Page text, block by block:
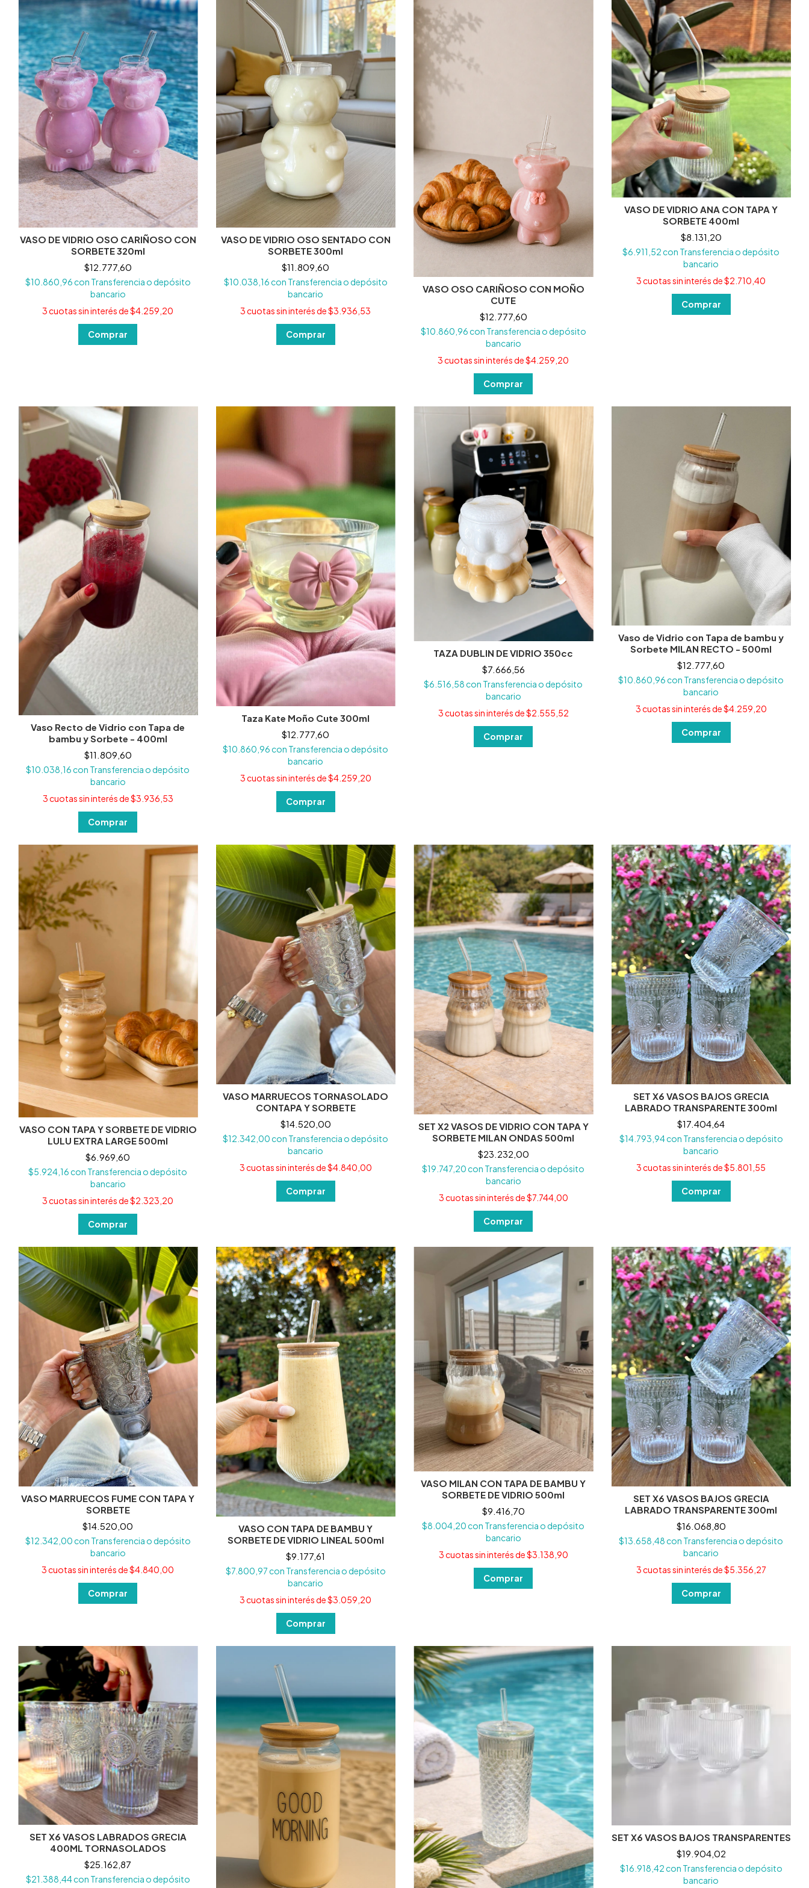
VASO DE VIDRIO OSO CARIÑOSO CON
SORBETE 320ml
$12.777,60
$10.860,96con Transferencia o depósito
bancario
3cuotas sin interés de$4.259,20
VASO DE VIDRIO OSO SENTADO CON
SORBETE 300ml
$11.809,60
$10.038,16con Transferencia o depósito
bancario
3cuotas sin interés de$3.936,53
VASO OSO CARIÑOSO CON MOÑO
CUTE
$12.777,60
$10.860,96con Transferencia o depósito
bancario
3cuotas sin interés de$4.259,20
VASO DE VIDRIO ANA CON TAPA Y
SORBETE 400ml
$8.131,20
$6.911,52con Transferencia o depósito
bancario
3cuotas sin interés de$2.710,40
Vaso Recto de Vidrio con Tapa de
bambu y Sorbete - 400ml
$11.809,60
$10.038,16con Transferencia o depósito
bancario
3cuotas sin interés de$3.936,53
Taza Kate Moño Cute 300ml
$12.777,60
$10.860,96con Transferencia o depósito
bancario
3cuotas sin interés de$4.259,20
TAZA DUBLIN DE VIDRIO 350cc
$7.666,56
$6.516,58con Transferencia o depósito
bancario
3cuotas sin interés de$2.555,52
Vaso de Vidrio con Tapa de bambu y
Sorbete MILAN RECTO - 500ml
$12.777,60
$10.860,96con Transferencia o depósito
bancario
3cuotas sin interés de$4.259,20
VASO CON TAPA Y SORBETE DE VIDRIO
LULU EXTRA LARGE 500ml
$6.969,60
$5.924,16con Transferencia o depósito
bancario
3cuotas sin interés de$2.323,20
VASO MARRUECOS TORNASOLADO
CONTAPA Y SORBETE
$14.520,00
$12.342,00con Transferencia o depósito
bancario
3cuotas sin interés de$4.840,00
SET X2 VASOS DE VIDRIO CON TAPA Y
SORBETE MILAN ONDAS 500ml
$23.232,00
$19.747,20con Transferencia o depósito
bancario
3cuotas sin interés de$7.744,00
SET X6 VASOS BAJOS GRECIA
LABRADO TRANSPARENTE 300ml
$17.404,64
$14.793,94con Transferencia o depósito
bancario
3cuotas sin interés de$5.801,55
VASO MARRUECOS FUME CON TAPA Y
SORBETE
$14.520,00
$12.342,00con Transferencia o depósito
bancario
3cuotas sin interés de$4.840,00
VASO CON TAPA DE BAMBU Y
SORBETE DE VIDRIO LINEAL 500ml
$9.177,61
$7.800,97con Transferencia o depósito
bancario
3cuotas sin interés de$3.059,20
VASO MILAN CON TAPA DE BAMBU Y
SORBETE DE VIDRIO 500ml
$9.416,70
$8.004,20con Transferencia o depósito
bancario
3cuotas sin interés de$3.138,90
SET X6 VASOS BAJOS GRECIA
LABRADO TRANSPARENTE 300ml
$16.068,80
$13.658,48con Transferencia o depósito
bancario
3cuotas sin interés de$5.356,27
SET X6 VASOS LABRADOS GRECIA
400ML TORNASOLADOS
$25.162,87
$21.388,44con Transferencia o depósito
SET X6 VASOS BAJOS TRANSPARENTES
$19.904,02
$16.918,42con Transferencia o depósito
bancario